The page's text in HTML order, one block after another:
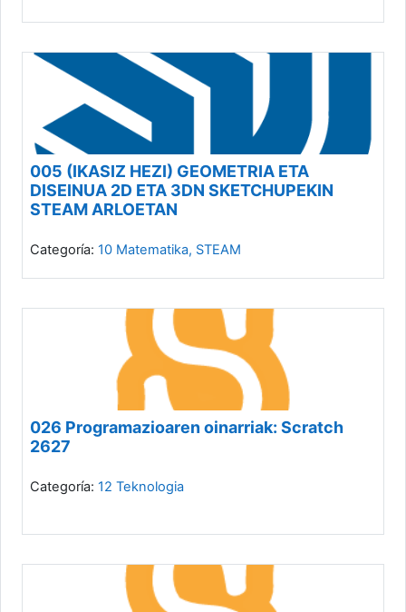
005 (IKASIZ HEZI) GEOMETRIA ETA
DISEINUA 2D ETA 3DN SKETCHUPEKIN
STEAM ARLOETAN
Categoría: 10 Matematika, STEAM
026 Programazioaren oinarriak: Scratch
2627
Categoría: 12 Teknologia